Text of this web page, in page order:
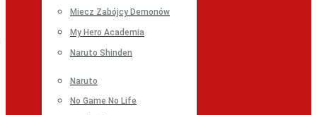
Miecz Zabójcy Demonów
My Hero Academia
Naruto Shinden
Naruto
No Game No Life